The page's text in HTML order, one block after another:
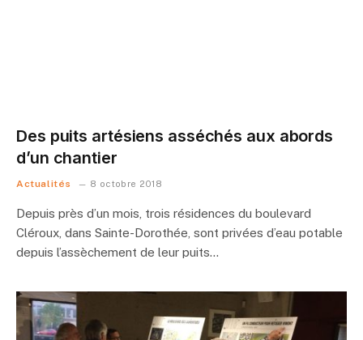
Des puits artésiens asséchés aux abords
d’un chantier
Actualités 8 octobre 2018
Depuis près d’un mois, trois résidences du boulevard
Cléroux, dans Sainte-Dorothée, sont privées d’eau potable
depuis l’assèchement de leur puits…